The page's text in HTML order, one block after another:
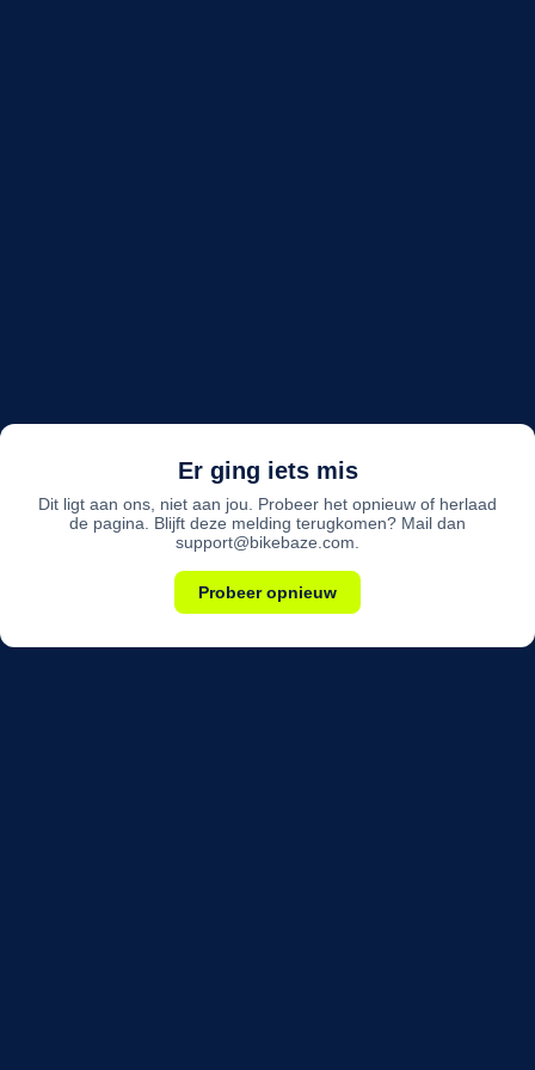
Er ging iets mis
Dit ligt aan ons, niet aan jou. Probeer het opnieuw of herlaad
de pagina. Blijft deze melding terugkomen? Mail dan
support@bikebaze.com.
Probeer opnieuw